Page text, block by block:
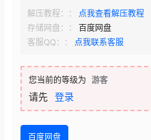
解压教程：：
点我查看解压教程
存储网盘：：
百度网盘
客服QQ：：
点我联系客服
您当前的等级为 游客
请先 登录
百度网盘